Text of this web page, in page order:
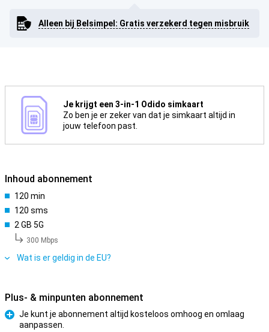
Je krijgt een 3-in-1 Odido simkaart
Zo ben je er zeker van dat je simkaart altijd in
jouw telefoon past.
Alleen bij Belsimpel: Gratis verzekerd tegen misbruik
Inhoud abonnement
120 min
120 sms
2 GB 5G
300 Mbps
Wat is er geldig in de EU?
Plus- & minpunten abonnement
Pluspunt
Je kunt je abonnement altijd kosteloos omhoog en omlaag
aanpassen.